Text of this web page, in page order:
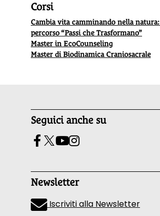
Corsi
Cambia vita camminando nella
percorso “Passi che Trasformano”
Master in EcoCounseling
Master di Biodinamica Craniosacrale
Seguici anche su
Newsletter
Iscriviti alla Newsletter